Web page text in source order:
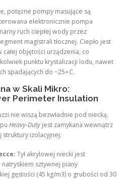
potężne pompy masujące są
elektronicznie pompa
ruch ciepłej wody przez
magistrali tłocznej. Ciepło jest
objętości urządzenia, co
punktu krystalizacji lodu, nawet
spadających do −25∘C.
w Skali Mikro:
Perimeter Insulation
nie wiszą bezwładnie pod niecką.
Heavy-Duty jest zamykana wewnątrz
izolacyjnej:
Tył akrylowej niecki jest
sztywnej piany
gęstości (45 kg/m3) o grubości od 30